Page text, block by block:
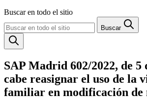
Buscar en todo el sitio
Buscar
SAP Madrid 602/2022, de 5
cabe reasignar el uso de la
familiar en modificación de